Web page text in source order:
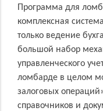
Программа для
комплексная
только ведение
большой набор
управленческого
ломбарде в целом
залоговых
справочников и